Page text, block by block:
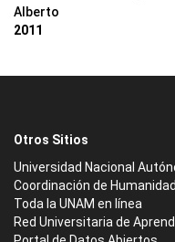
Alberto
2011
Otros Sitios
Universidad Nacional
Coordinación de
Toda la UNAM en línea
Red Universitaria de